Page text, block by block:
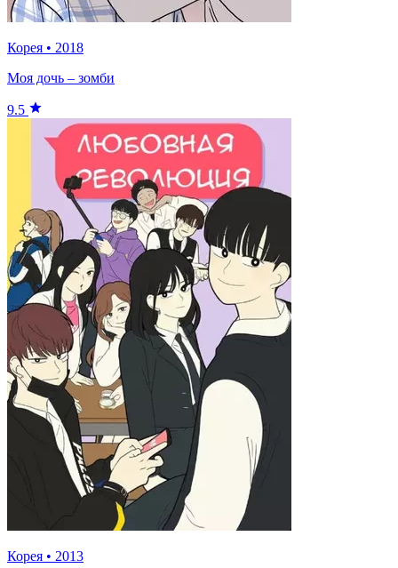
Корея • 2018
Моя дочь – зомби
9.5
Корея • 2013